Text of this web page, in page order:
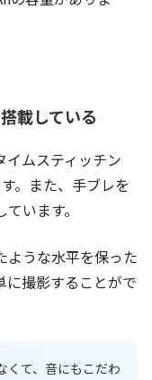
載している
イムスティッチン
。また、手ブレを
います。
ような水平を保った
に撮影することがで
くて、音にもこだわ